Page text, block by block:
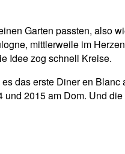
Garten passten, also
mittlerweile im
Idee zog schnell Kreise.
das erste Diner en Blanc
und 2015 am Dom. Und die